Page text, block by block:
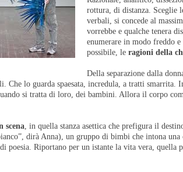
rottura, di distanza. Sceglie
verbali, si concede al
vorrebbe e qualche tenera
enumerare in modo freddo
possibile, le ragioni della
Della separazione dalla
Che lo guarda spaesata, incredula, a tratti smarrita.
si tratta di loro, dei bambini. Allora il corpo
scena, in quella stanza asettica che prefigura il
dirà Anna), un gruppo di bimbi che intona
poesia. Riportano per un istante la vita vera, quella